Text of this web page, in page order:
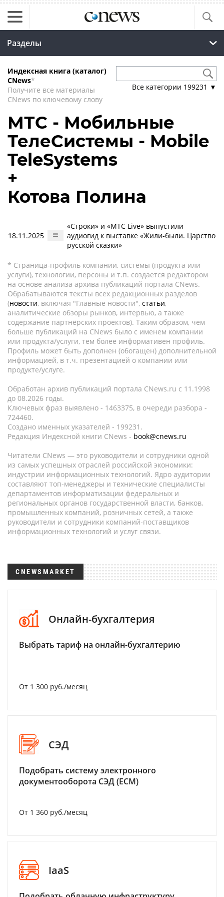
Разделы
Индексная книга (каталог)
CNews*
Получите все материалы
CNews по ключевому слову
Все категории 199231 ▼
МТС - Мобильные
ТелеСистемы - Mobile
TeleSystems
+
Котова Полина
18.11.2025
«Строки» и «МТС Live» выпустили
аудиогид к выставке «Жили-были. Царство
русской сказки»
* Страница-профиль компании, системы (продукта или
услуги), технологии, персоны и т.п. создается редактором
на основе анализа архива публикаций портала CNews.
Обрабатываются тексты всех редакционных разделов
(новости, включая "Главные новости", статьи,
аналитические обзоры рынков, интервью, а также
содержание партнёрских проектов). Таким образом, чем
больше публикаций на CNews было с именем компании
или продукта/услуги, тем более информативен профиль.
Профиль может быть дополнен (обогащен) дополнительной
информацией, в т.ч. презентацией о компании или
продукте/услуге.
Обработан архив публикаций портала CNews.ru c 11.1998
до 08.2026 годы.
Ключевых фраз выявлено - 1463375, в очереди разбора -
724460.
Создано именных указателей - 199231.
Редакция Индексной книги CNews - book@cnews.ru
Читатели CNews — это руководители и сотрудники одной
из самых успешных отраслей российской экономики:
индустрии информационных технологий. Ядро аудитории
составляют топ-менеджеры и технические специалисты
департаментов информатизации федеральных и
региональных органов государственной власти, банков,
промышленных компаний, розничных сетей, а также
руководители и сотрудники компаний-поставщиков
информационных технологий и услуг связи.
CNEWSMARKET
Онлайн-бухгалтерия
Выбрать тариф на онлайн-бухгалтерию
От 1 300 руб./месяц
СЭД
Подобрать систему электронного
документооборота СЭД (ECM)
От 1 360 руб./месяц
IaaS